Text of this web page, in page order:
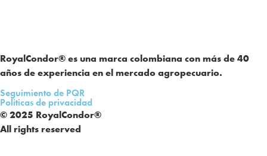
RoyalCondor® es una marca colombiana con más de 40
años de experiencia en el mercado agropecuario.
Seguimiento de PQR
Politicas de privacidad
© 2025 RoyalCondor®
All rights reserved